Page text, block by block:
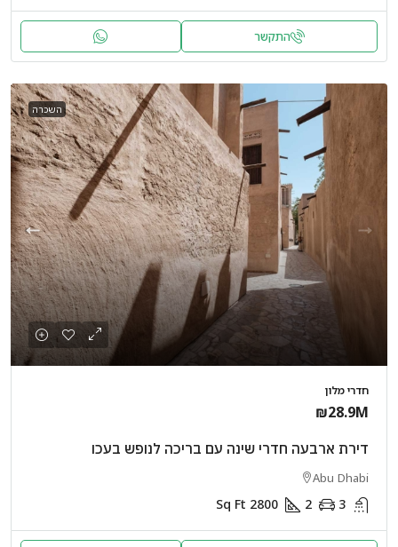
התקשר
השכרה
חדרי מלון
₪28.9M
דירת ארבעה חדרי שינה עם בריכה לנופש בעכו
Abu Dhabi
3
2
2800
Sq Ft